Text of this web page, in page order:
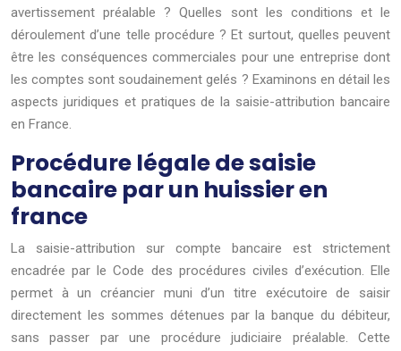
avertissement préalable ? Quelles sont les conditions et le
déroulement d’une telle procédure ? Et surtout, quelles peuvent
être les conséquences commerciales pour une entreprise dont
les comptes sont soudainement gelés ? Examinons en détail les
aspects juridiques et pratiques de la saisie-attribution bancaire
en France.
Procédure légale de saisie
bancaire par un huissier en
france
La saisie-attribution sur compte bancaire est strictement
encadrée par le Code des procédures civiles d’exécution. Elle
permet à un créancier muni d’un titre exécutoire de saisir
directement les sommes détenues par la banque du débiteur,
sans passer par une procédure judiciaire préalable. Cette